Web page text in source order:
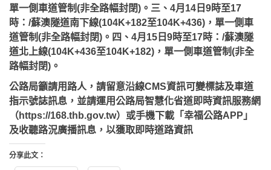
單一側車道管制(非全路幅封閉)。 三、4月14日9時至17
時：/蘇澳隧道南下線(104K+182至104K+436)，單一側車
道管制(非全路幅封閉)。 四、4月15日9時至17時：/蘇澳隧
道北上線(104K+436至104K+182)，單一側車道管制(非全
路幅封閉)。
公路局籲請用路人，請留意沿線CMS資訊可變標誌及車道
指示號誌訊息，並請運用公路局智慧化省道即時資訊服務網
（https://168.thb.gov.tw）或手機下載「幸福公路APP」
及收聽路況廣播訊息，以獲取即時道路資訊
分享此文：